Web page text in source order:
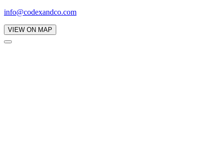
info@codexandco.com
VIEW ON MAP